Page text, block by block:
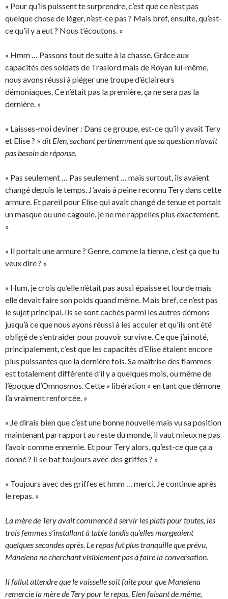
« Pour qu’ils puissent te surprendre, c’est que ce n’est pas
quelque chose de léger, n’est-ce pas ? Mais bref, ensuite, qu’est-
ce qu’il y a eut ? Nous t’écoutons. »
« Hmm … Passons tout de suite à la chasse. Grâce aux
capacités des soldats de Traslord mais de Royan lui-même,
nous avons réussi à piéger une troupe d’éclaireurs
démoniaques. Ce n’était pas la première, ça ne sera pas la
dernière. »
« Laisses-moi deviner : Dans ce groupe, est-ce qu’il y avait Tery
et Elise ? » dit Elen, sachant pertinemment que sa question n’avait
pas besoin de réponse.
« Pas seulement … Pas seulement … mais surtout, ils avaient
changé depuis le temps. J’avais à peine reconnu Tery dans cette
armure. Et pareil pour Elise qui avait changé de tenue et portait
un masque ou une cagoule, je ne me rappelles plus exactement.
»
« Il portait une armure ? Genre, comme la tienne, c’est ça que tu
veux dire ? »
« Hum, je crois qu’elle n’était pas aussi épaisse et lourde mais
elle devait faire son poids quand même. Mais bref, ce n’est pas
le sujet principal. Ils se sont cachés parmi les autres démons
jusqu’à ce que nous ayons réussi à les acculer et qu’ils ont été
obligé de s’entraider pour pouvoir survivre. Ce que j’ai noté,
principalement, c’est que les capacités d’Elise étaient encore
plus puissantes que la dernière fois. Sa maîtrise des flammes
est totalement différente d’il y a quelques mois, ou même de
l’époque d’Omnosmos. Cette « libération » en tant que démone
l’a vraiment renforcée. »
« Je dirais bien que c’est une bonne nouvelle mais vu sa position
maintenant par rapport au reste du monde, il vaut mieux ne pas
l’avoir comme ennemie. Et pour Tery alors, qu’est-ce que ça a
donné ? Il se bat toujours avec des griffes ? »
« Toujours avec des griffes et hmm … merci. Je continue après
le repas. »
La mère de Tery avait commencé à servir les plats pour toutes, les
trois femmes s’installant à table tandis qu’elles mangeaient
quelques secondes après. Le repas fut plus tranquille que prévu,
Manelena ne cherchant visiblement pas à faire la conversation.
Il fallut attendre que le vaisselle soit faite pour que Manelena
remercie la mère de Tery pour le repas, Elen faisant de même,